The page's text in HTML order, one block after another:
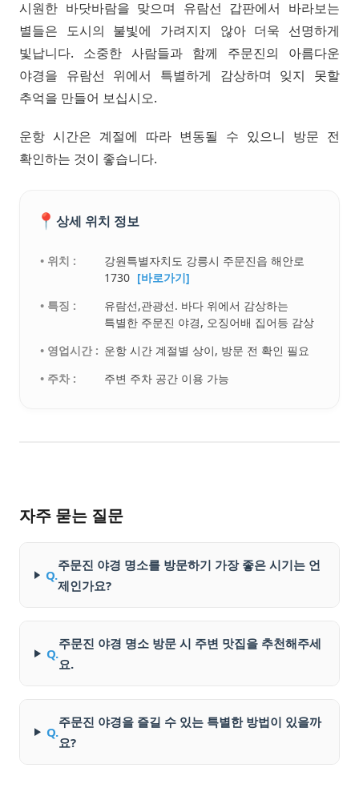
시원한 바닷바람을 맞으며 유람선 갑판에서 바라보는
별들은 도시의 불빛에 가려지지 않아 더욱 선명하게
빛납니다. 소중한 사람들과 함께 주문진의 아름다운
야경을 유람선 위에서 특별하게 감상하며 잊지 못할
추억을 만들어 보십시오.
운항 시간은 계절에 따라 변동될 수 있으니 방문 전
확인하는 것이 좋습니다.
📍 상세 위치 정보
• 위치 :
강원특별자치도 강릉시 주문진읍 해안로
1730 [바로가기]
• 특징 :
유람선,관광선. 바다 위에서 감상하는
특별한 주문진 야경, 오징어배 집어등 감상
• 영업시간 : 운항 시간 계절별 상이, 방문 전 확인 필요
• 주차 :
주변 주차 공간 이용 가능
자주 묻는 질문
Q.
주문진 야경 명소를 방문하기 가장 좋은 시기는 언
제인가요?
Q.
주문진 야경 명소 방문 시 주변 맛집을 추천해주세
요.
Q.
주문진 야경을 즐길 수 있는 특별한 방법이 있을까
요?